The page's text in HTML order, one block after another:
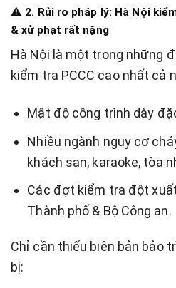
⚠️ 2. Rủi ro pháp lý: Hà Nội
& xử phạt rất nặng
Hà Nội là một trong những
kiểm tra PCCC cao nhất cả
Mật độ công trình dày
Nhiều ngành nguy cơ
khách sạn, karaoke, tòa
Các đợt kiểm tra đột
Thành phố & Bộ Công an.
Chỉ cần thiếu biên bản bảo
bị: